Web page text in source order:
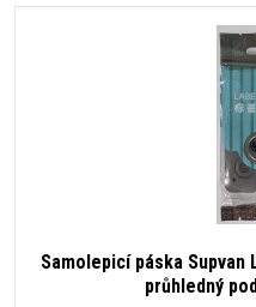
Samolepicí páska Supvan
průhledný